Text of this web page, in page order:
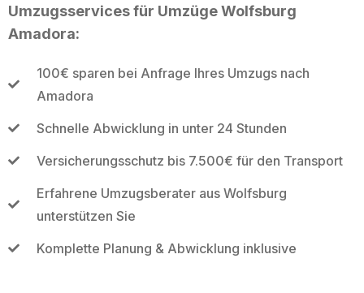
Umzugsservices für Umzüge Wolfsburg
Amadora:
100€ sparen bei Anfrage Ihres Umzugs nach
Amadora
Schnelle Abwicklung in unter 24 Stunden
Versicherungsschutz bis 7.500€ für den Transport
Erfahrene Umzugsberater aus Wolfsburg
unterstützen Sie
Komplette Planung & Abwicklung inklusive